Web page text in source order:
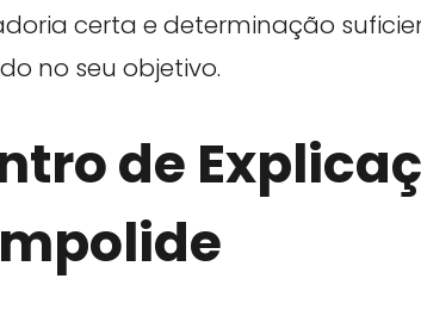
certa e determinação
no seu objetivo.
de